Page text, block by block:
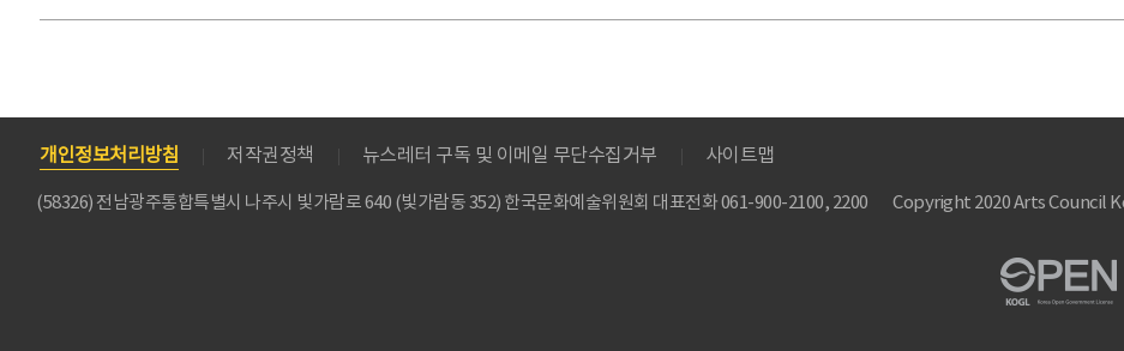
개인정보처리방침 저작권정책 뉴스레터 구독 및 이메일 무단수집거부 사이트맵
(58326) 전남광주통합특별시 나주시 빛가람로 640 (빛가람동 352) 한국문화예술위원회 대표전화 061-900-2100, 2200 Copyright 2020 Arts Council